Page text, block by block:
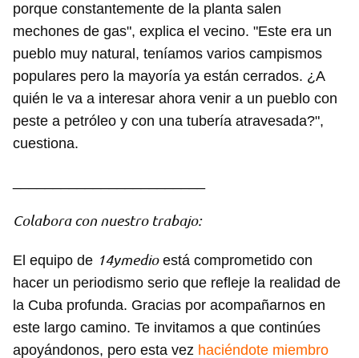
porque constantemente de la planta salen
mechones de gas", explica el vecino. "Este era un
pueblo muy natural, teníamos varios campismos
populares pero la mayoría ya están cerrados. ¿A
quién le va a interesar ahora venir a un pueblo con
peste a petróleo y con una tubería atravesada?",
cuestiona.
Colabora con nuestro trabajo:
El equipo de 14ymedioestá comprometido con
hacer un periodismo serio que refleje la realidad de
la Cuba profunda. Gracias por acompañarnos en
este largo camino. Te invitamos a que continúes
apoyándonos, pero esta vez haciéndote miembro